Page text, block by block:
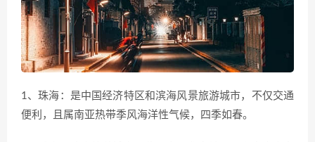
1、珠海：是中国经济特区和滨海风景旅游城市，不仅交通
便利，且属南亚热带季风海洋性气候，四季如春。